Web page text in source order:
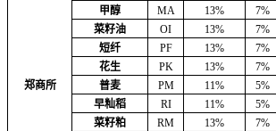
郑商所
甲醇
MA 13% 7%
菜籽油
OI 13% 7%
短纤
PF 13% 7%
花生
PK 13% 7%
普麦
PM 11% 5%
早籼稻
RI 11% 5%
菜籽粕
RM 13% 7%